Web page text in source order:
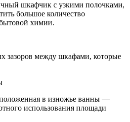
шкафчик с узкими полочками,
большое количество
химии.
в изножье ванны —
использования площади